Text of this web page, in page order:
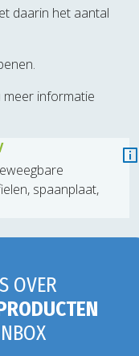
daarin het aantal
meer informatie
spaanplaat,
OVER